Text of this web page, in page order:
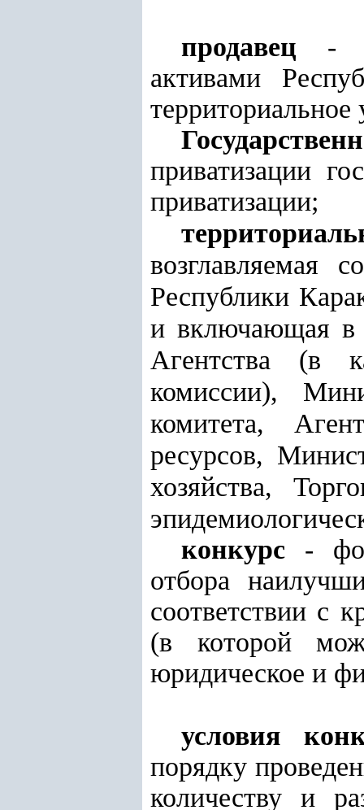
продавец -
активами
территориальное
приватизации
приватизации;
возглавляемая
Республики
и включающая в
Агентства (в
комиссии),
комитета,
ресурсов,
хозяйства,
конкурс -
отбора
соответствии с
(в которой
юридическое и
условия
порядку
количеству и